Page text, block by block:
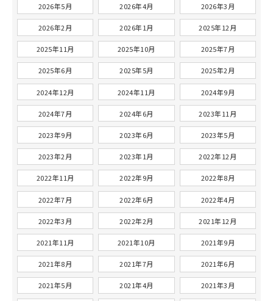
2026年5月 2026年4月 2026年3月
2026年2月 2026年1月 2025年12月
2025年11月 2025年10月 2025年7月
2025年6月 2025年5月 2025年2月
2024年12月 2024年11月 2024年9月
2024年7月 2024年6月 2023年11月
2023年9月 2023年6月 2023年5月
2023年2月 2023年1月 2022年12月
2022年11月 2022年9月 2022年8月
2022年7月 2022年6月 2022年4月
2022年3月 2022年2月 2021年12月
2021年11月 2021年10月 2021年9月
2021年8月 2021年7月 2021年6月
2021年5月 2021年4月 2021年3月